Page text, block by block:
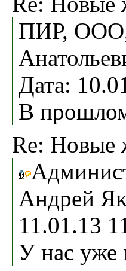
ПИР,
Дата:
В
Re: Новые
Андрей
11.01.13
У нас уже